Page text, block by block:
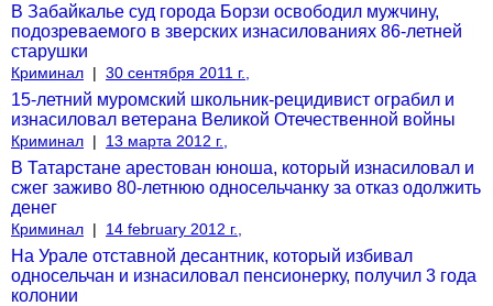
В Забайкалье суд города Борзи освободил мужчину,
подозреваемого в зверских изнасилованиях 86-летней
старушки
Криминал | 30 сентября 2011 г.,
15-летний муромский школьник-рецидивист ограбил и
изнасиловал ветерана Великой Отечественной войны
Криминал | 13 марта 2012 г.,
В Татарстане арестован юноша, который изнасиловал и
сжег заживо 80-летнюю односельчанку за отказ одолжить
денег
Криминал | 14 february 2012 г.,
На Урале отставной десантник, который избивал
односельчан и изнасиловал пенсионерку, получил 3 года
колонии